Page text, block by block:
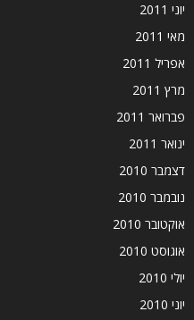
יוני 2011
מאי 2011
אפריל 2011
מרץ 2011
פברואר 2011
ינואר 2011
דצמבר 2010
נובמבר 2010
אוקטובר 2010
אוגוסט 2010
יולי 2010
יוני 2010